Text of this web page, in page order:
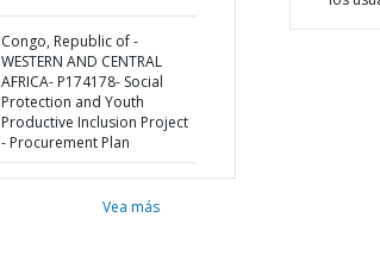
Congo, Republic of -
WESTERN AND CENTRAL
AFRICA- P174178- Social
Protection and Youth
Productive Inclusion Project
- Procurement Plan
Vea más